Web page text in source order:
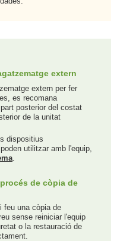
extern
extern per fer
es recomana
posterior del costat
de la unitat
dispositius
utilitzar amb l'equip,
.
de còpia de
feu una còpia de
sense reiniciar l'equip
o la restauració de